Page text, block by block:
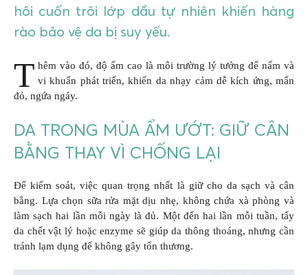
hôi cuốn trôi lớp dầu tự nhiên khiến hàng
rào bảo vệ da bị suy yếu.
T hêm vào đó, độ ẩm cao là môi trường lý tưởng để nấm và
vi khuẩn phát triển, khiến da nhạy cảm dễ kích ứng, mẩn
đỏ, ngứa ngáy.
DA TRONG MÙA ẨM ƯỚT: GIỮ CÂN
BẰNG THAY VÌ CHỐNG LẠI
Để kiểm soát, việc quan trọng nhất là giữ cho da sạch và cân
bằng. Lựa chọn sữa rửa mặt dịu nhẹ, không chứa xà phòng và
làm sạch hai lần mỗi ngày là đủ. Một đến hai lần mỗi tuần, tẩy
da chết vật lý hoặc enzyme sẽ giúp da thông thoáng, nhưng cần
tránh lạm dụng để không gây tổn thương.